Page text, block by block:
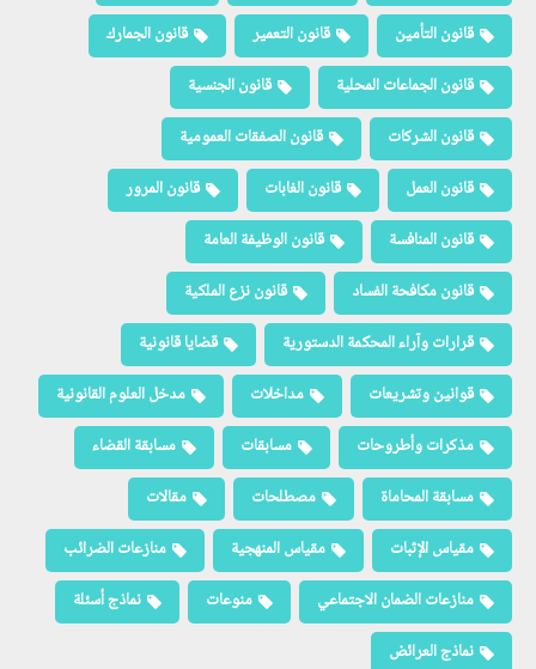
قانون التأمين
قانون التعمير
قانون الجمارك
قانون الجماعات المحلية
قانون الجنسية
قانون الشركات
قانون الصفقات العمومية
قانون العمل
قانون الغابات
قانون المرور
قانون المنافسة
قانون الوظيفة العامة
قانون مكافحة الفساد
قانون نزع الملكية
قرارات وآراء المحكمة الدستورية
قضايا قانونية
قوانين وتشريعات
مداخلات
مدخل العلوم القانونية
مذكرات وأطروحات
مسابقات
مسابقة القضاء
مسابقة المحاماة
مصطلحات
مقالات
مقياس الإثبات
مقياس المنهجية
منازعات الضرائب
منازعات الضمان الاجتماعي
منوعات
نماذج أسئلة
نماذج العرائض